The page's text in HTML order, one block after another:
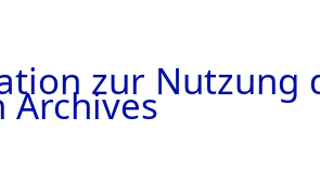
zur Nutzung
Archives